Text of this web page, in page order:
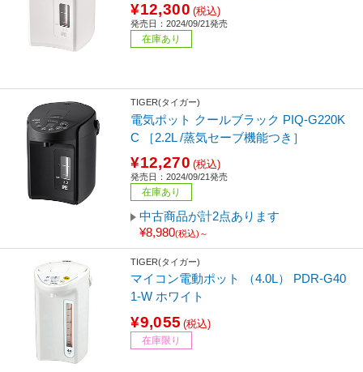
¥12,300 (税込)
発売日：2024/09/21発売
在庫あり
TIGER(タイガー)
電気ポット クールブラック PIQ-G220K
C ［2.2L /蒸気セーブ機能つき］
¥12,270 (税込)
発売日：2024/09/21発売
在庫あり
中古商品が計2点あります
¥8,980(税込)～
TIGER(タイガー)
マイコン電動ポット （4.0L） PDR-G40
1-W ホワイト
¥9,055 (税込)
在庫限り